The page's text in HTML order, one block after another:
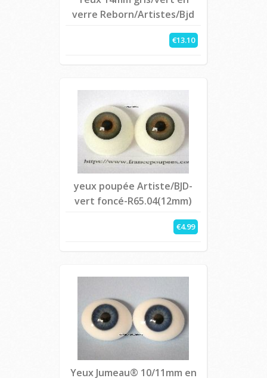
verre Reborn/Artistes/Bjd
€13.10
yeux poupée Artiste/BJD-
vert foncé-R65.04(12mm)
€4.99
Yeux Jumeau® 10/11mm en